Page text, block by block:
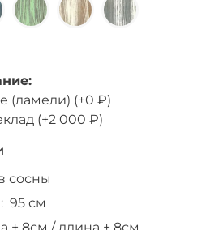
(ламели) (+0 ₽)
(+2 000 ₽)
сосны
95 см